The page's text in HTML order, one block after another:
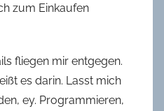
zum Einkaufen
fliegen mir entgegen.
es darin. Lasst mich
ey. Programmieren,